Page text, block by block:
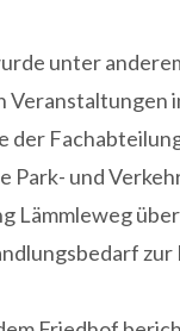
unter
Veranstaltungen
der
und
Lämmleweg